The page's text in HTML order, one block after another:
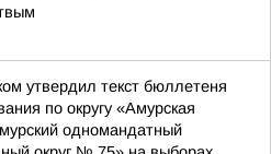
утвердил текст бюллетеня
по округу «Амурская
одномандатный